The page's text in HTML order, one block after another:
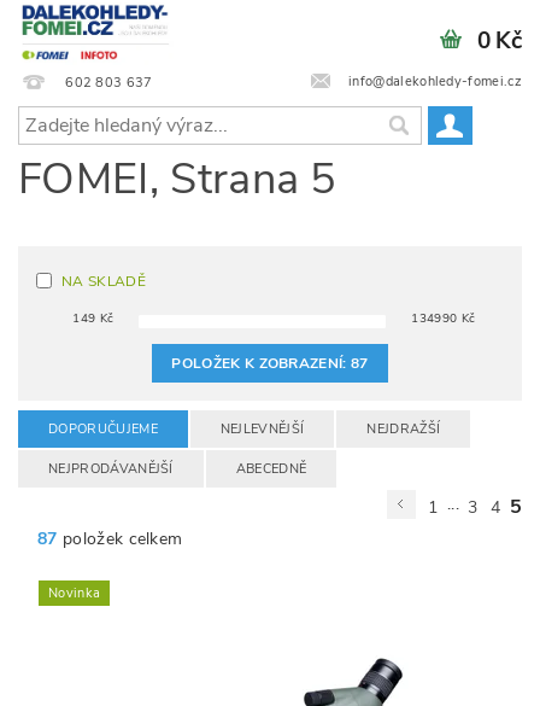
602 803 637 info@dalekohledy-fomei.cz
0 Kč
FOMEI, Strana 5
NA SKLADĚ
149 Kč 134990 Kč
POLOŽEK K ZOBRAZENÍ:87
DOPORUČUJEME NEJLEVNĚJŠÍ NEJDRAŽŠÍ
NEJPRODÁVANĚJŠÍ ABECEDNĚ
1 ... 3 4 5
87 položek celkem
Novinka